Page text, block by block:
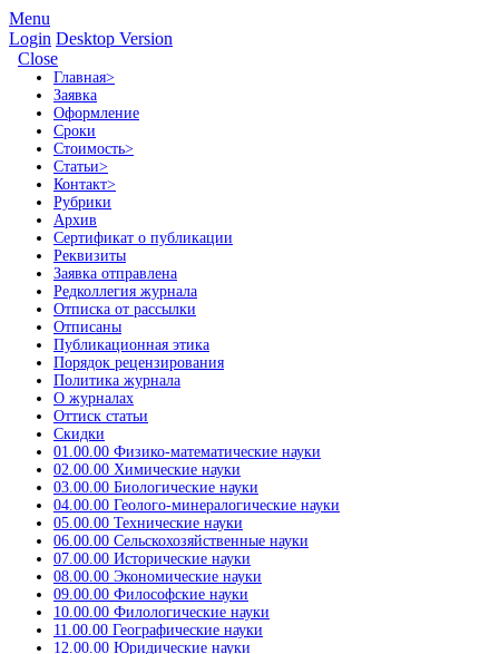
Menu
Login Desktop Version
Close
Главная>
Заявка
Оформление
Сроки
Стоимость>
Статьи>
Контакт>
Рубрики
Архив
Сертификат о публикации
Реквизиты
Заявка отправлена
Редколлегия журнала
Отписка от рассылки
Отписаны
Публикационная этика
Порядок рецензирования
Политика журнала
О журналах
Оттиск статьи
Скидки
01.00.00 Физико-математические науки
02.00.00 Химические науки
03.00.00 Биологические науки
04.00.00 Геолого-минералогические науки
05.00.00 Технические науки
06.00.00 Сельскохозяйственные науки
07.00.00 Исторические науки
08.00.00 Экономические науки
09.00.00 Философские науки
10.00.00 Филологические науки
11.00.00 Географические науки
12.00.00 Юридические науки